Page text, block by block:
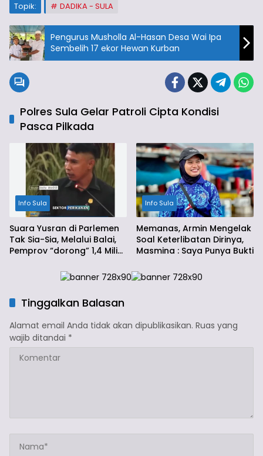
Topik: DADIKA - SULA
Pengurus Musholla Al-Hasan Desa Wai Ipa
Sembelih 17 ekor Hewan Kurban
Polres Sula Gelar Patroli Cipta Kondisi
Pasca Pilkada
Info Sula
Suara Yusran di Parlemen
Tak Sia-Sia, Melalui Balai,
Pemprov “dorong” 1,4 Miliar
Info Sula
Memanas, Armin Mengelak
Soal Keterlibatan Dirinya,
Masmina : Saya Punya Bukti
Tinggalkan Balasan
Alamat email Anda tidak akan dipublikasikan. Ruas yang
wajib ditandai *